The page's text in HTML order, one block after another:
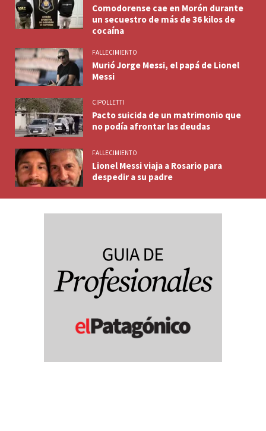
Comodorense cae en Morón durante
un secuestro de más de 36 kilos de
cocaína
FALLECIMIENTO
Murió Jorge Messi, el papá de Lionel
Messi
CIPOLLETTI
Pacto suicida de un matrimonio que
no podía afrontar las deudas
FALLECIMIENTO
Lionel Messi viaja a Rosario para
despedir a su padre